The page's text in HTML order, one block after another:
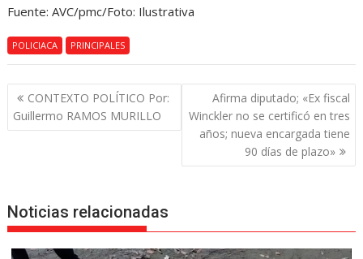
Fuente: AVC/pmc/Foto: Ilustrativa
POLICIACA PRINCIPALES
Navegación
de
entradas
CONTEXTO POLÍTICO Por:
Guillermo RAMOS MURILLO
Afirma diputado; «Ex fiscal
Winckler no se certificó en tres
años; nueva encargada tiene
90 días de plazo»
Noticias relacionadas